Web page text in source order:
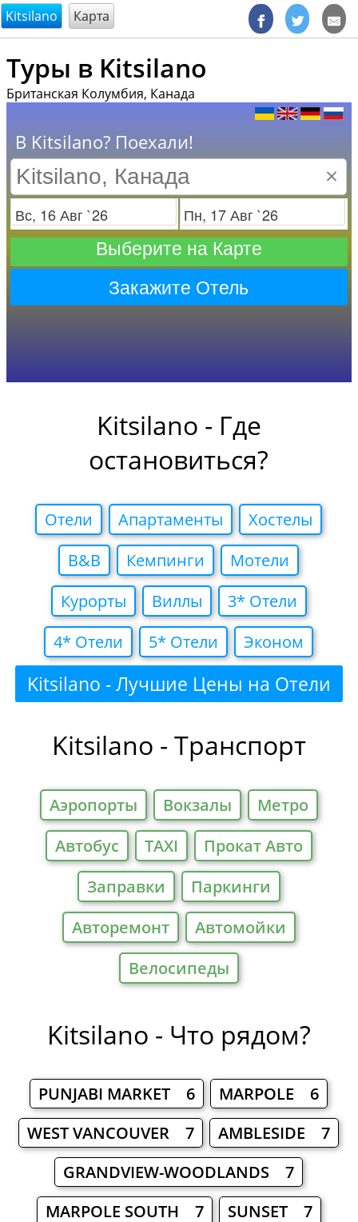
@endsectiom
Kitsilano Карта
Туры в Kitsilano
Британская Колумбия, Канада
В Kitsilano? Поехали!
×
Заезд Отъезд
Выберите на Карте
Закажите Отель
Kitsilano - Где
остановиться?
Отели Апартаменты
Хостелы
B&B
Кемпинги
Мотели
Курорты
Виллы
3* Отели
4* Отели
5* Отели Эконом
Kitsilano - Лучшие Цены на Отели
Kitsilano - Транспорт
Аэропорты Вокзалы
Метро
Автобус
TAXI
Прокат Авто
Заправки
Паркинги
Авторемонт
Автомойки
Велосипеды
Kitsilano - Что рядом?
PUNJABI MARKET 6
MARPOLE 6
WEST VANCOUVER 7
AMBLESIDE 7
GRANDVIEW-WOODLANDS 7
MARPOLE SOUTH 7
SUNSET 7